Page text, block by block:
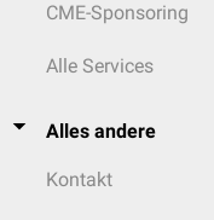
CME-Sponsoring
Alle Services
Alles andere
Kontakt